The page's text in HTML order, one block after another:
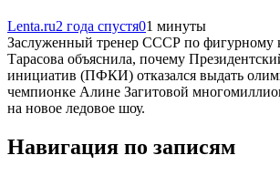
Lenta.ru2 года спустя01 минуты
Заслуженный тренер СССР по фигурному
Тарасова объяснила, почему
инициатив (ПФКИ) отказался выдать
чемпионке Алине Загитовой
на новое ледовое шоу.
Навигация по записям